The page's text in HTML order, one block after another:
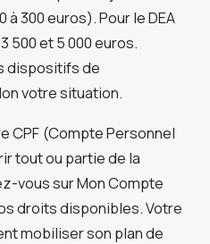
à 300 euros). Pour le DEA
500 et 5 000 euros.
dispositifs de
votre situation.
CPF (Compte Personnel
tout ou partie de la
vous sur Mon Compte
droits disponibles. Votre
mobiliser son plan de